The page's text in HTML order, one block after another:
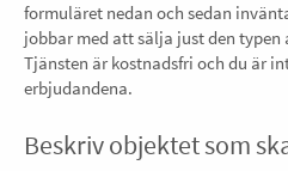
formuläret nedan och sedan
jobbar med att sälja just den
Tjänsten är kostnadsfri och du är
erbjudandena.
Beskriv objektet som